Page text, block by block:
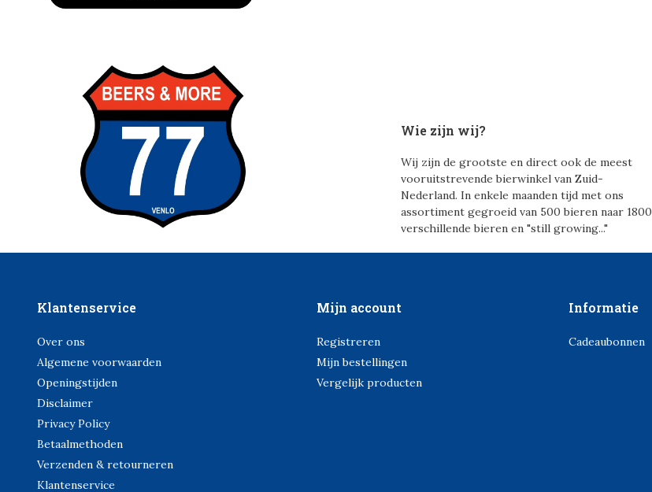
Wie zijn wij?
Wij zijn de grootste en direct ook de meest
vooruitstrevende bierwinkel van Zuid-
Nederland. In enkele maanden tijd met ons
assortiment gegroeid van 500 bieren naar 1800
verschillende bieren en "still growing..."
Klantenservice
Over ons
Algemene voorwaarden
Openingstijden
Disclaimer
Privacy Policy
Betaalmethoden
Verzenden & retourneren
Klantenservice
Mijn account
Registreren
Mijn bestellingen
Vergelijk producten
Informatie
Cadeaubonnen